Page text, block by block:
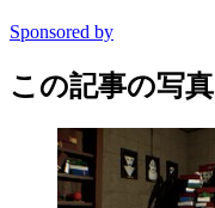
Sponsored by
この記事の写真